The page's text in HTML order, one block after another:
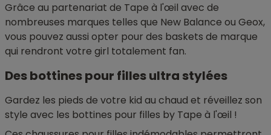
Grâce au partenariat de Tape à l'œil avec de
nombreuses marques telles que New Balance ou Geox,
vous pouvez aussi opter pour des baskets de marque
qui rendront votre girl totalement fan.
Des bottines pour filles ultra stylées
Gardez les pieds de votre kid au chaud et réveillez son
style avec les bottines pour filles by Tape à l'œil !